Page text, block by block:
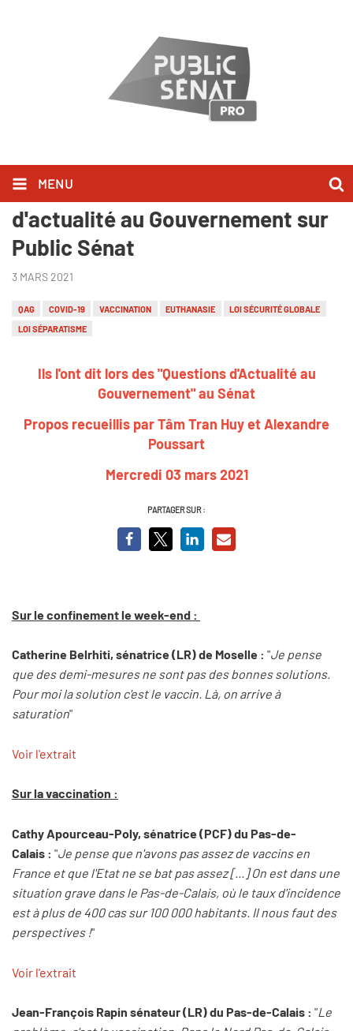
MENU
Ils l'ont dit lors des Questions
d'actualité au Gouvernement sur
Public Sénat
3 MARS 2021
QAG COVID-19 VACCINATION EUTHANASIE
LOI SÉCURITÉ GLOBALE
LOI SÉPARATISME
Ils l'ont dit lors des "Questions d'Actualité au
Gouvernement" au Sénat
Propos recueillis par Tâm Tran Huy et Alexandre
Poussart
Mercredi 03 mars 2021
PARTAGER SUR :
Sur le confinement le week-end :
Catherine Belrhiti, sénatrice (LR) de Moselle : "Je pense
que des demi-mesures ne sont pas des bonnes solutions.
Pour moi la solution c'est le vaccin. Là, on arrive à
saturation"
Voir l'extrait
Sur la vaccination :
Cathy Apourceau-Poly, sénatrice (PCF) du Pas-de-
Calais : "Je pense que n'avons pas assez de vaccins en
France et que l'Etat ne se bat pas assez [...] On est dans une
situation grave dans le Pas-de-Calais, où le taux d'incidence
est à plus de 400 cas sur 100 000 habitants. Il nous faut des
perspectives !"
Voir l'extrait
Jean-François Rapin sénateur (LR) du Pas-de-Calais : "Le